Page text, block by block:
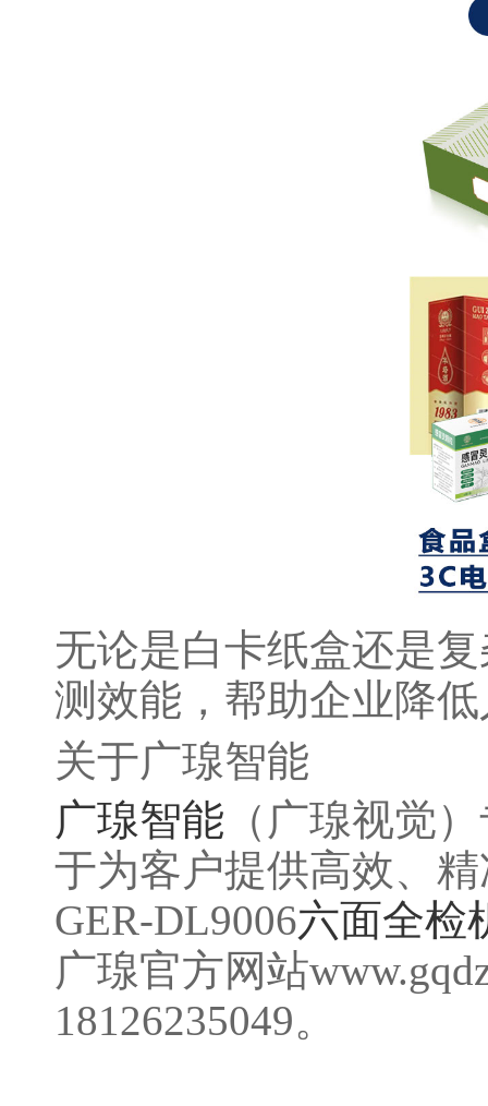
无论是白卡纸盒还是
测效能，帮助企业降
关于广瑔智能
广瑔智能 （广瑔视觉
于为客户提供高效、
GER-DL9006六面全检
广瑔官方网站
18126235049。